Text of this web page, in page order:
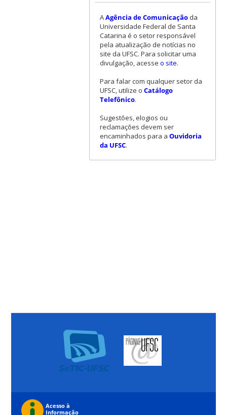
AAgência de Comunicaçãoda
Universidade Federal de Santa
Catarina é o setor responsável
pela atualização de notícias no
site da UFSC. Para solicitar uma
divulgação, acesse o site.
Para falar com qualquer setor da
UFSC, utilize o Catálogo
Telefônico.
Sugestões, elogios ou
reclamações devem ser
encaminhados para a Ouvidoria
da UFSC.